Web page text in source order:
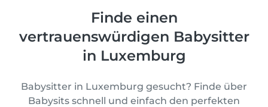
Finde einen
vertrauenswürdigen Babysitter
in Luxemburg
Babysitter in Luxemburg gesucht? Finde über
Babysits schnell und einfach den perfekten